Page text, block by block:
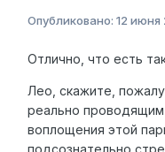
Опубликовано: 12 июня
Отлично, что есть
Лео, скажите,
реально
воплощения этой
подсознательно